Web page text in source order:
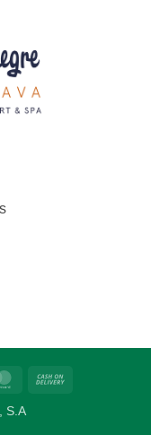
MasterCard
S.A